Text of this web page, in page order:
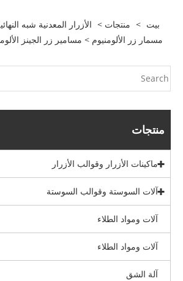
بيت > منتجات > الأزرار المعدنية شبه
مسمار زر الألومنيوم > مسامير زر الجينز
منتجات
ماكينات الأزرار وقوالب الأزرار
آلات السوستة وقوالب السوستة
آلات ومواد الطلاء
آلات ومواد الطلاء
آلة الشق